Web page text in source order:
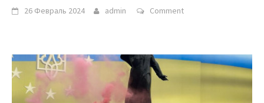
26 Февраль 2024 admin Comment